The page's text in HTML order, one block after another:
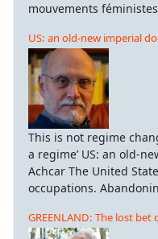
mouvements
US: an old-new imperial
This is not regime
a regime’ US: an old-
Achcar The United
occupations.
GREENLAND: The lost bet